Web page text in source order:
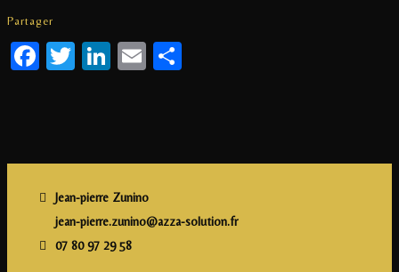
Partager
Facebook
Twitter
LinkedIn
Email
Jean-pierre Zunino
jean-pierre.zunino@azza-solution.fr
07 80 97 29 58